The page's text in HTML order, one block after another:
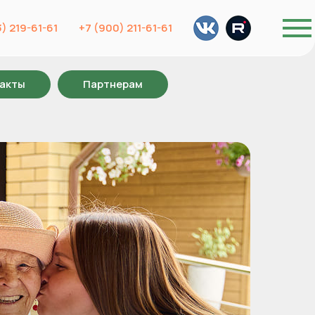
219-61-61 +7 (900) 211-61-61
Партнерам